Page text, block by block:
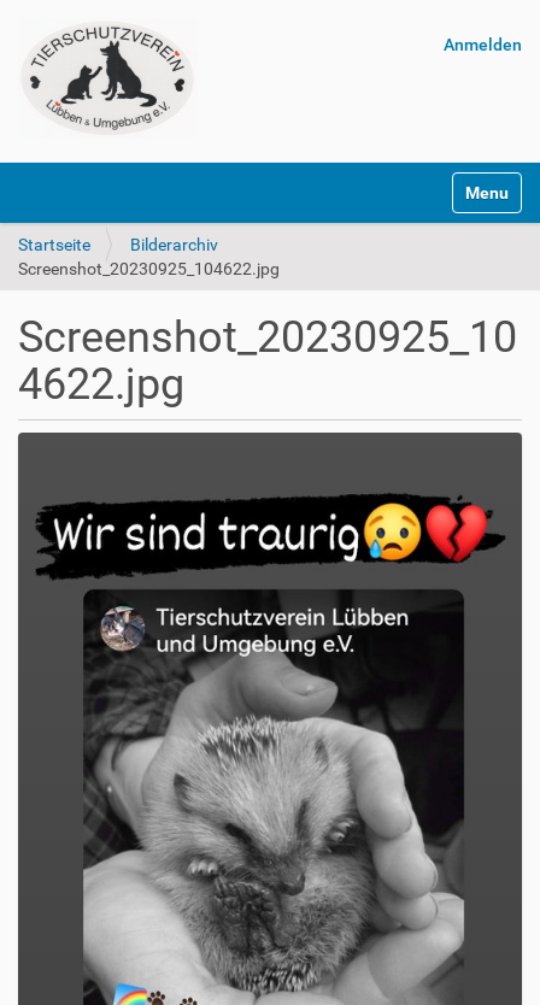
Anmelden
Startseite
Bilderarchiv
Screenshot_20230925_104622.jpg
Screenshot_20230925_10
4622.jpg